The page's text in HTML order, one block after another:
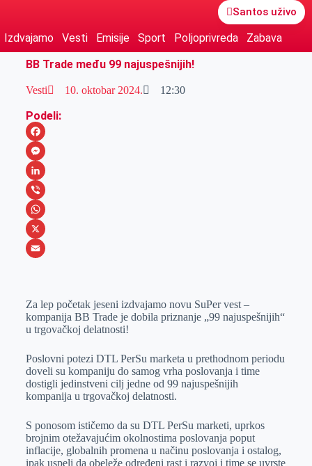
Santos uživo
Izdvajamo Vesti Emisije Sport Poljoprivreda
Zabava
BB Trade među 99 najuspešnijih!
Vesti 10. oktobar 2024. 12:30
Podeli:
F
a
c
e
b
o
M
e
s
s
e
e
r
L
i
n
k
I
n
V
i
b
W
h
s
A
p
X
a
i
Za lep početak jeseni izdvajamo novu SuPer vest –
kompanija BB Trade je dobila priznanje „99 najuspešnijih“
u trgovačkoj delatnosti!
Poslovni potezi DTL PerSu marketa u prethodnom periodu
doveli su kompaniju do samog vrha poslovanja i time
dostigli jedinstveni cilj jedne od 99 najuspešnijih
kompanija u trgovačkoj delatnosti.
S ponosom ističemo da su DTL PerSu marketi, uprkos
brojnim otežavajućim okolnostima poslovanja poput
inflacije, globalnih promena u načinu poslovanja i ostalog,
ipak uspeli da obeleže određeni rast i razvoj i time se uvrste